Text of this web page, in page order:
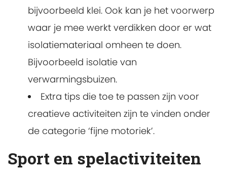
bijvoorbeeld klei. Ook kan je het voorwerp
waar je mee werkt verdikken door er wat
isolatiemateriaal omheen te doen.
Bijvoorbeeld isolatie van
verwarmingsbuizen.
Extra tips die toe te passen zijn voor
creatieve activiteiten zijn te vinden onder
de categorie ‘fijne motoriek’.
Sport en spelactiviteiten